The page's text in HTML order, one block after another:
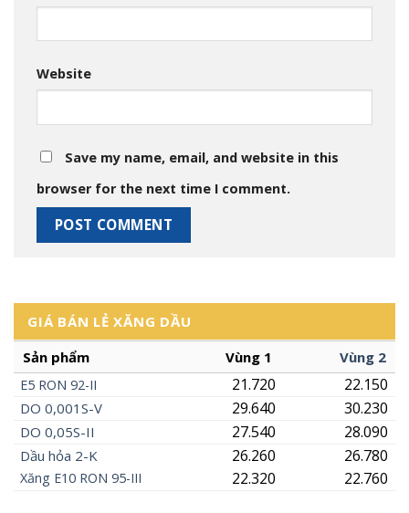
GIÁ BÁN LẺ XĂNG DẦU
Sản phẩm
Vùng 1 Vùng 2
E5 RON 92-II 22.150
21.720
DO 0,001S-V 30.230
29.640
DO 0,05S-II 28.090
27.540
Dầu hỏa 2-K 26.780
26.260
Xăng E10 RON 95-III 22.760
22.320
Website
Save my name, email, and website in this
browser for the next time I comment.